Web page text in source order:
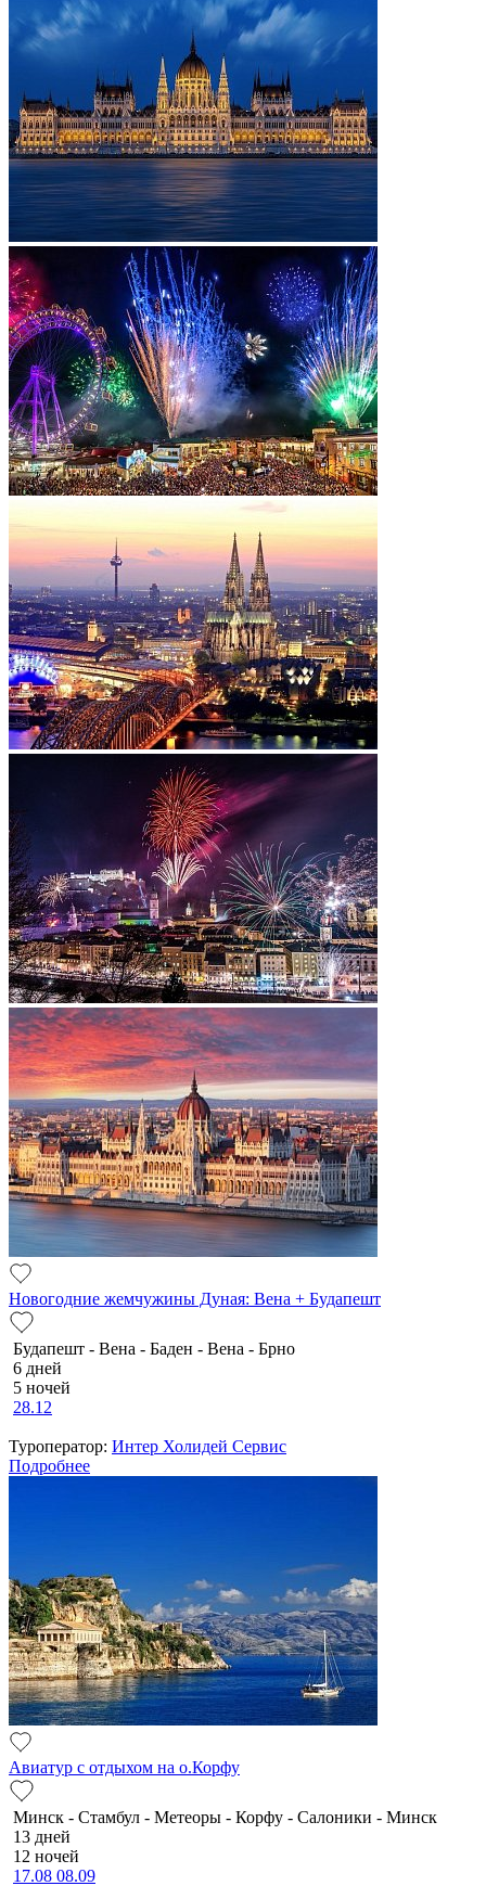
Новогодние жемчужины Дуная: Вена + Будапешт
Будапешт - Вена - Баден - Вена - Брно
6 дней
5 ночей
28.12
Туроператор: Интер Холидей Сервис
Подробнее
Авиатур с отдыхом на о.Корфу
Минск - Стамбул - Метеоры - Корфу - Салоники - Минск
13 дней
12 ночей
17.08 08.09